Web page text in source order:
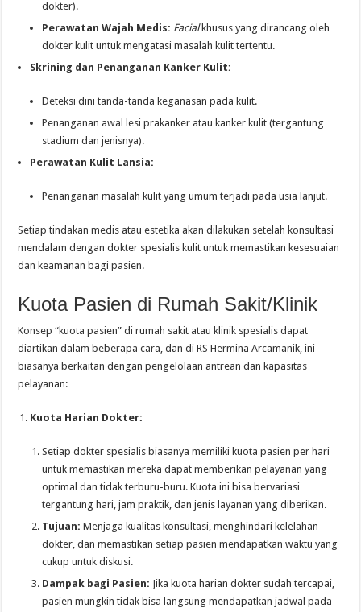
dokter).
Perawatan Wajah Medis: Facialkhusus yang dirancang oleh
dokter kulit untuk mengatasi masalah kulit tertentu.
Skrining dan Penanganan Kanker Kulit:
Deteksi dini tanda-tanda keganasan pada kulit.
Penanganan awal lesi prakanker atau kanker kulit (tergantung
stadium dan jenisnya).
Perawatan Kulit Lansia:
Penanganan masalah kulit yang umum terjadi pada usia lanjut.
Setiap tindakan medis atau estetika akan dilakukan setelah konsultasi
mendalam dengan dokter spesialis kulit untuk memastikan kesesuaian
dan keamanan bagi pasien.
Kuota Pasien di Rumah Sakit/Klinik
Konsep “kuota pasien” di rumah sakit atau klinik spesialis dapat
diartikan dalam beberapa cara, dan di RS Hermina Arcamanik, ini
biasanya berkaitan dengan pengelolaan antrean dan kapasitas
pelayanan:
Kuota Harian Dokter:
Setiap dokter spesialis biasanya memiliki kuota pasien per hari
untuk memastikan mereka dapat memberikan pelayanan yang
optimal dan tidak terburu-buru. Kuota ini bisa bervariasi
tergantung hari, jam praktik, dan jenis layanan yang diberikan.
Tujuan: Menjaga kualitas konsultasi, menghindari kelelahan
dokter, dan memastikan setiap pasien mendapatkan waktu yang
cukup untuk diskusi.
Dampak bagi Pasien: Jika kuota harian dokter sudah tercapai,
pasien mungkin tidak bisa langsung mendapatkan jadwal pada